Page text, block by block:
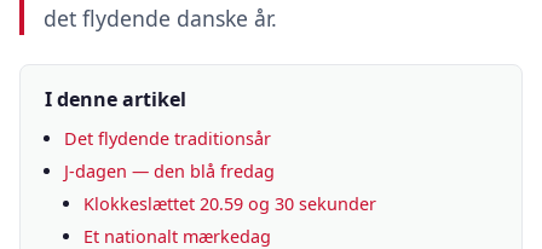
det flydende danske år.
I denne artikel
Det flydende traditionsår
J-dagen — den blå fredag
Klokkeslættet 20.59 og 30 sekunder
Et nationalt mærkedag